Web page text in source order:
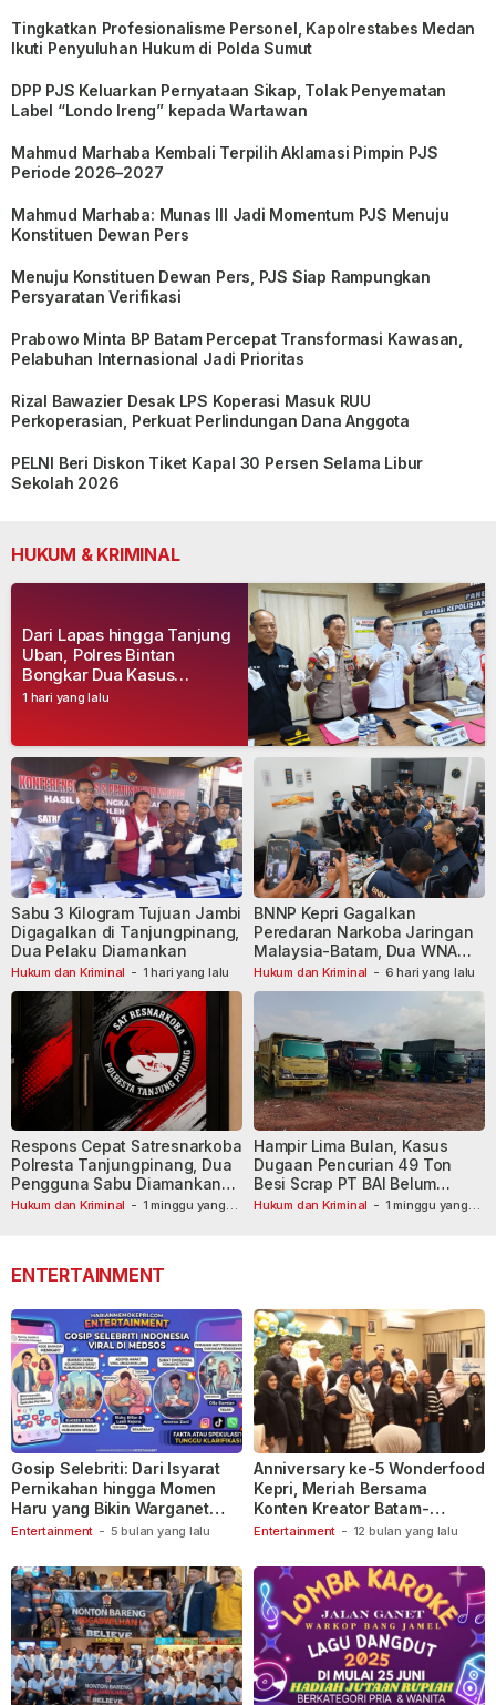
Tingkatkan Profesionalisme Personel, Kapolrestabes Medan
Ikuti Penyuluhan Hukum di Polda Sumut
DPP PJS Keluarkan Pernyataan Sikap, Tolak Penyematan
Label “Londo Ireng” kepada Wartawan
Mahmud Marhaba Kembali Terpilih Aklamasi Pimpin PJS
Periode 2026–2027
Mahmud Marhaba: Munas III Jadi Momentum PJS Menuju
Konstituen Dewan Pers
Menuju Konstituen Dewan Pers, PJS Siap Rampungkan
Persyaratan Verifikasi
Prabowo Minta BP Batam Percepat Transformasi Kawasan,
Pelabuhan Internasional Jadi Prioritas
Rizal Bawazier Desak LPS Koperasi Masuk RUU
Perkoperasian, Perkuat Perlindungan Dana Anggota
PELNI Beri Diskon Tiket Kapal 30 Persen Selama Libur
Sekolah 2026
HUKUM & KRIMINAL
1 hari yang lalu
Dari Lapas hingga Tanjung
Uban, Polres Bintan
Bongkar Dua Kasus
Narkoba, Empat Tersangka
Hukum dan Kriminal - 1 hari yang lalu
Sabu 3 Kilogram Tujuan Jambi
Digagalkan di Tanjungpinang,
Dua Pelaku Diamankan
Hukum dan Kriminal - 6 hari yang lalu
BNNP Kepri Gagalkan
Peredaran Narkoba Jaringan
Malaysia-Batam, Dua WNA
Masih Diburu
Hukum dan Kriminal - 1 minggu yang
Respons Cepat Satresnarkoba
Polresta Tanjungpinang, Dua
Pengguna Sabu Diamankan
Usai Dilaporkan ke Call Center
Hukum dan Kriminal - 1 minggu yang
Hampir Lima Bulan, Kasus
Dugaan Pencurian 49 Ton
Besi Scrap PT BAI Belum
Tetapkan Tersangka
ENTERTAINMENT
Entertainment - 5 bulan yang lalu
Gosip Selebriti: Dari Isyarat
Pernikahan hingga Momen
Haru yang Bikin Warganet
Berspekulasi
Entertainment - 12 bulan yang lalu
Anniversary ke-5 Wonderfood
Kepri, Meriah Bersama
Konten Kreator Batam-
Tanjungpinang